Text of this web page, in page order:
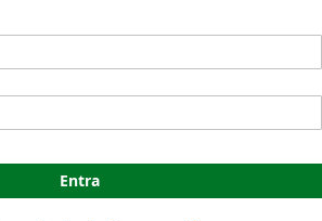
Entra